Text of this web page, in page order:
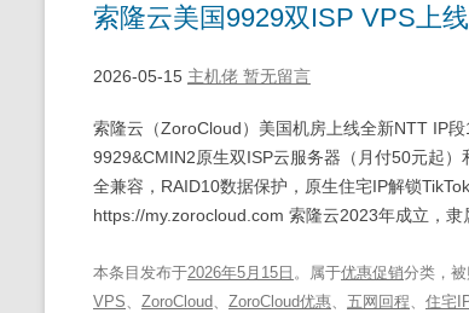
索隆云美国9929双ISP VPS上
2026-05-15 主机佬 暂无留言
索隆云（ZoroCloud）美国机房上线全新NTT IP
9929&CMIN2原生双ISP云服务器（月付50元起
全兼容，RAID10数据保护，原生住宅IP解锁
https://my.zorocloud.com 索隆云2023年成立，
本条目发布于2026年5月15日 。属于优惠促销分类，被
VPS
ZoroCloud ZoroCloud优惠 五网回程 住宅